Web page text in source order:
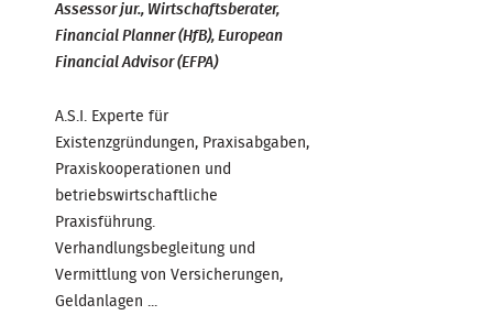
Assessor jur., Wirtschaftsberater,
Financial Planner (HfB), European
Financial Advisor (EFPA)
A.S.I. Experte für
Existenzgründungen, Praxisabgaben,
Praxiskooperationen und
betriebswirtschaftliche
Praxisführung.
Verhandlungsbegleitung und
Vermittlung von Versicherungen,
Geldanlagen ...